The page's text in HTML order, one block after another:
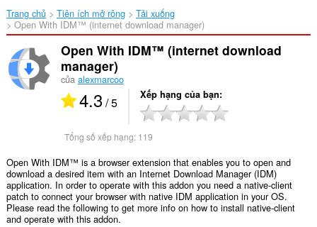
Trang chủ Tiện ích mở rộng
Tải xuống
Open With IDM™ (internet download manager)‎
Open With IDM™ (internet download
manager)
của alexmarcoo
4.3 / 5 Xếp hạng của bạn
Tổng số xếp hạng: 119
Open With IDM™ is a browser extension that enables you to open and
download a desired item with an Internet Download Manager (IDM)
application. In order to operate with this addon you need a native-client
patch to connect your browser with native IDM application in your OS.
Please read the following to get more info on how to install native-client
and operate with this addon.